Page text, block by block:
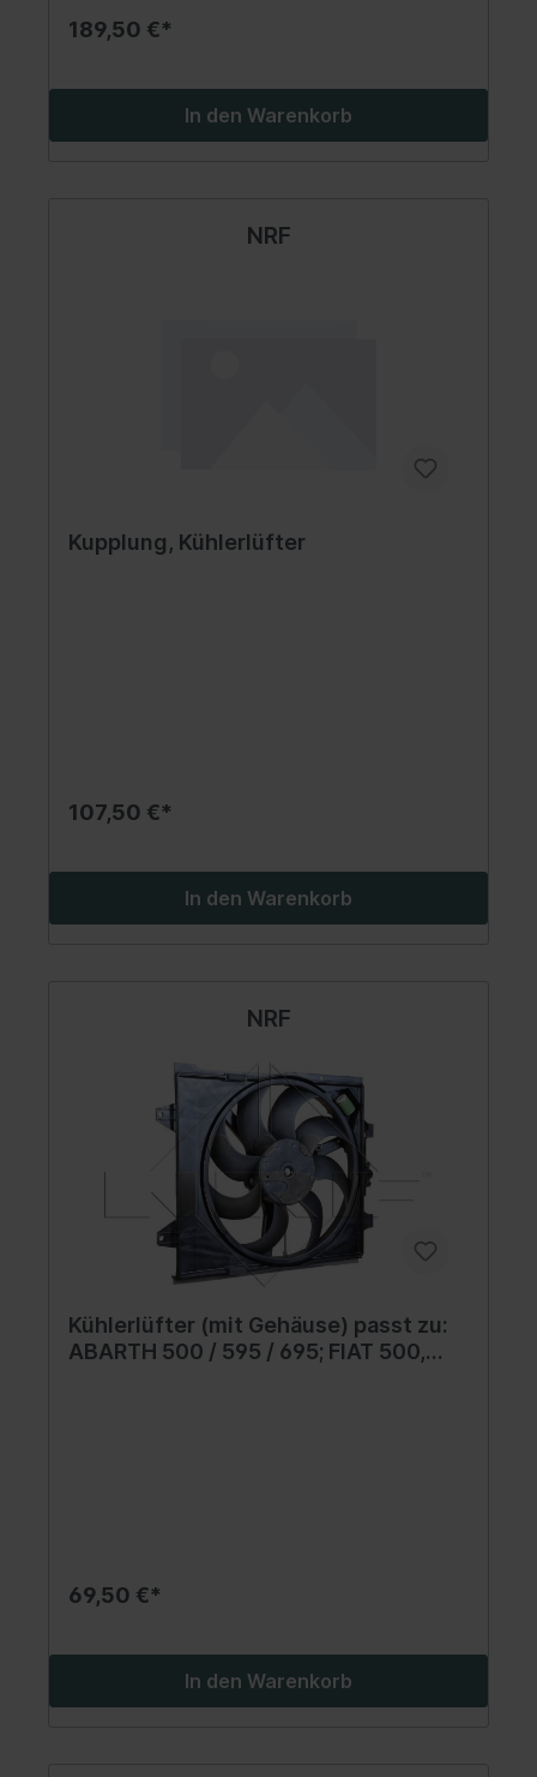
189,50 €*
In den Warenkorb
NRF
Kupplung, Kühlerlüfter
107,50 €*
In den Warenkorb
NRF
Kühlerlüfter (mit Gehäuse) passt zu:
ABARTH 500 / 595 / 695; FIAT 500,
69,50 €*
In den Warenkorb